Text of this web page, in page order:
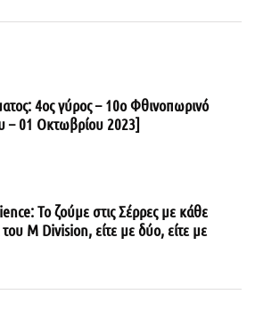
4ος γύρος – 10ο Φθινοπωρινό
– 01 Οκτωβρίου 2023]
Το ζούμε στις Σέρρες με κάθε
M Division, είτε με δύο, είτε με